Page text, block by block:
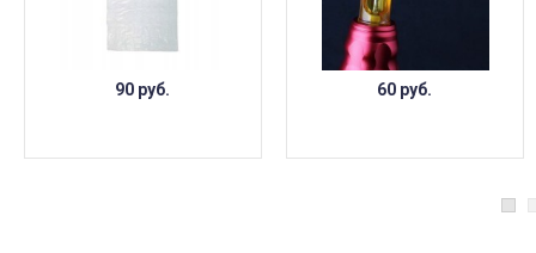
90 руб. 60 руб.